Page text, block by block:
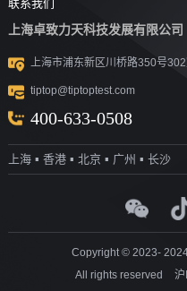
测设备
沥青/沥青胶
结料测试设
沥青混合料
设备
岩石力学测
试设备
集料/水泥/混
视频 团队
技术
联系我们
上海卓致力天科技发展有限公司
上海市浦东新区川桥路350号
tiptop@tiptoptest.com
400-633-0508
上海 ▪ 香港 ▪ 北京 ▪ 广州 ▪ 长沙
Copyright © 2023-
All rights reserved